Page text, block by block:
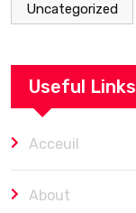
Uncategorized
Useful Links
Acceuil
About